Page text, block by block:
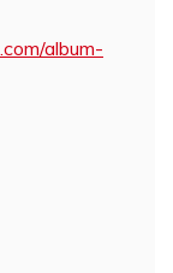
album-